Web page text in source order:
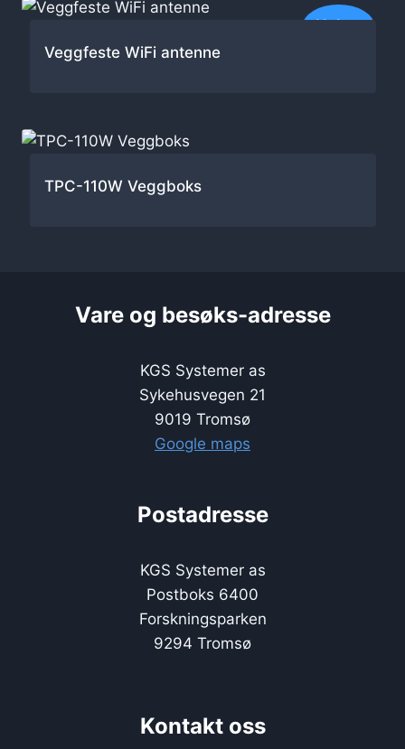
Nyhet
Veggfeste WiFi antenne
TPC-110W Veggboks
Vare og besøks-adresse
KGS Systemer as
Sykehusvegen 21
9019 Tromsø
Google maps
Postadresse
KGS Systemer as
Postboks 6400
Forskningsparken
9294 Tromsø
Kontakt oss